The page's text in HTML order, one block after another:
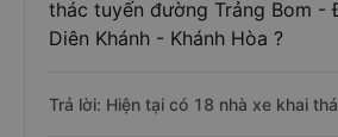
thác tuyến đường Trảng Bom -
Diên Khánh - Khánh Hòa ?
Trả lời: Hiện tại có 18 nhà xe khai